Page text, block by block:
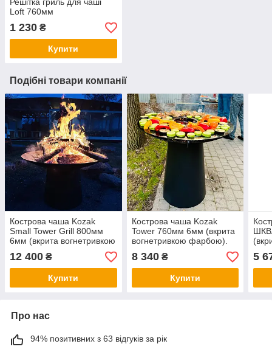
Решітка гриль для чаші
Loft 760мм
1 230 ₴
Купити
Подібні товари компанії
Кострова чаша Kozak
Small Tower Grill 800мм
6мм (вкрита вогнетривкою
12 400 ₴
Купити
Кострова чаша Kozak
Tower 760мм 6мм (вкрита
вогнетривкою фарбою).
8 340₴
Купити
5
Про нас
94% позитивних з 63 відгуків за рік